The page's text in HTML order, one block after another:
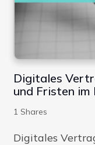
Digitales
und Fristen im
1 Shares
Digitales